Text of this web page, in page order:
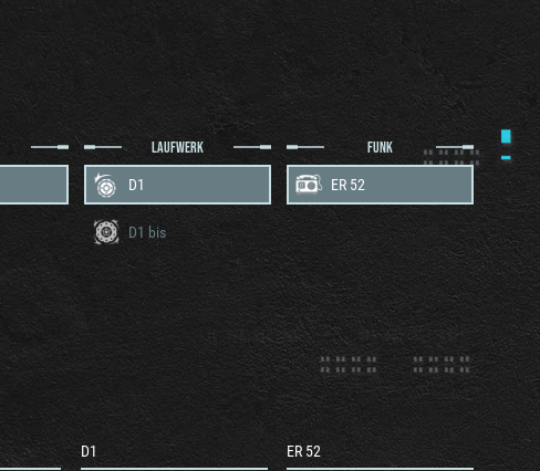
LAUFWERK
D1
D1 bis
FUNK
ER 52
D1 ER 52